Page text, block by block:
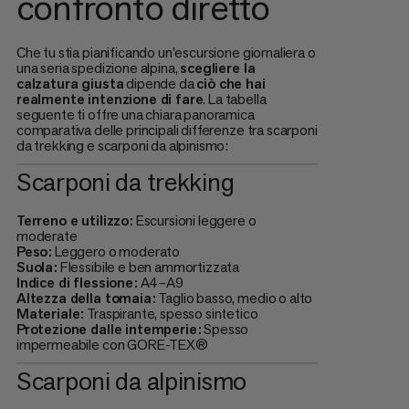
Che tu stia pianificando un'escursione giornaliera o
una seria spedizione alpina,scegliere la
calzatura giustadipende daciò che hai
realmente intenzione di fare. La tabella
seguente ti offre una chiara panoramica
comparativa delle principali differenze tra scarponi
da trekking e scarponi da alpinismo:
Scarponi da trekking
Terreno e utilizzo:Escursioni leggere o
moderate
Peso:Leggero o moderato
Suola:Flessibile e ben ammortizzata
Indice di flessione:A4–A9
Altezza della tomaia:Taglio basso, medio o alto
Materiale: Traspirante, spesso sintetico
Protezione dalle intemperie:Spesso
impermeabile con GORE-TEX®
Scarponi da alpinismo